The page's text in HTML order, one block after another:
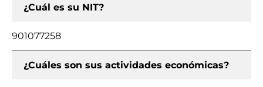
¿Cuál es su NIT?
901077258
¿Cuáles son sus actividades económicas?